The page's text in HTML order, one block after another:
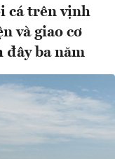
cá trên vịnh
và giao cơ
đây ba năm